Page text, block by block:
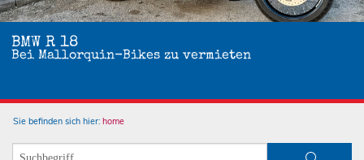
BMW R 18
Bei Mallorquin-Bikes zu vermieten
Sie befinden sich hier: home